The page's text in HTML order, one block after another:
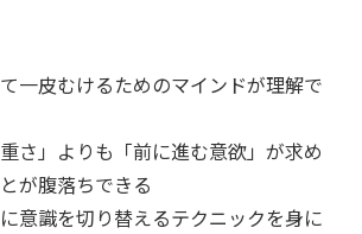
一皮むけるためのマインドが理解で
さ」よりも「前に進む意欲」が求め
が腹落ちできる
意識を切り替えるテクニックを身に